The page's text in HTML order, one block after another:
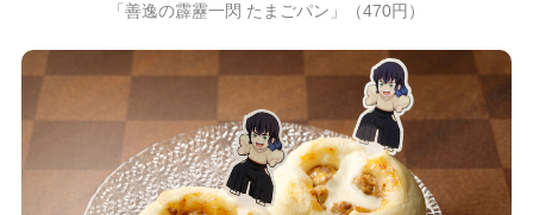
「善逸の霹靂一閃 たまごパン」（470円）